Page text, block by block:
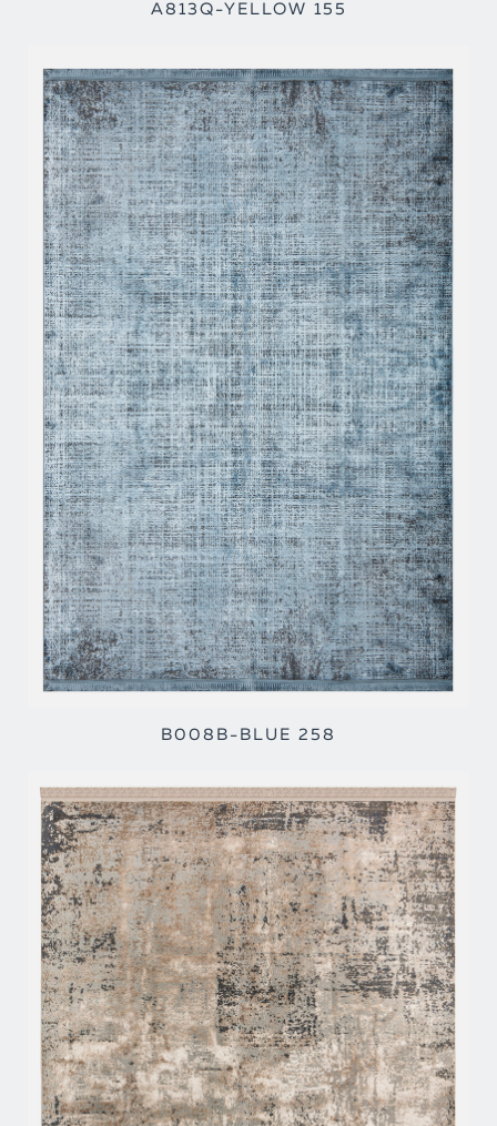
A813Q-YELLOW 155
B008B-BLUE 258